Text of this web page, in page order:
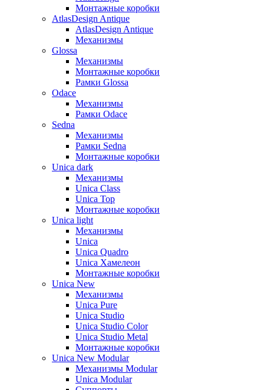
Монтажные коробки
AtlasDesign Antique
AtlasDesign Antique
Механизмы
Glossa
Механизмы
Монтажные коробки
Рамки Glossa
Odace
Механизмы
Рамки Odace
Sedna
Механизмы
Рамки Sedna
Монтажные коробки
Unica dark
Механизмы
Unica Class
Unica Top
Монтажные коробки
Unica light
Механизмы
Unica
Unica Quadro
Unica Хамелеон
Монтажные коробки
Unica New
Механизмы
Unica Pure
Unica Studio
Unica Studio Color
Unica Studio Metal
Монтажные коробки
Unica New Modular
Механизмы Modular
Unica Modular